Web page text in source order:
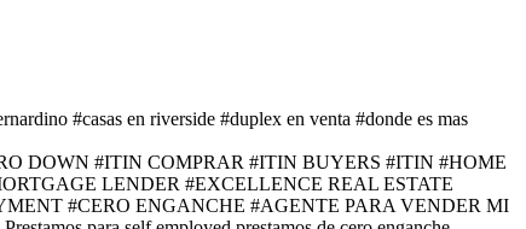
#casas en riverside #duplex en venta #donde es mas
DOWN #ITIN COMPRAR #ITIN BUYERS #ITIN #HOME
LENDER #EXCELLENCE REAL ESTATE
#CERO ENGANCHE #AGENTE PARA VENDER MI